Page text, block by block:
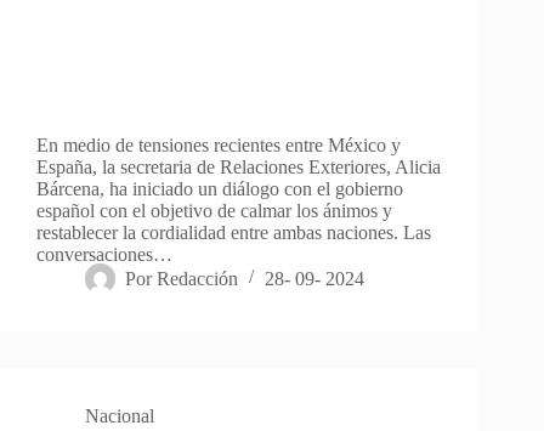
En medio de tensiones recientes entre México y
España, la secretaria de Relaciones Exteriores, Alicia
Bárcena, ha iniciado un diálogo con el gobierno
español con el objetivo de calmar los ánimos y
restablecer la cordialidad entre ambas naciones. Las
conversaciones…
Por Redacción 28- 09- 2024
Nacional